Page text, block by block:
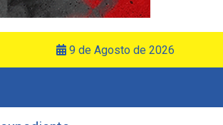
9 de Agosto de 2026